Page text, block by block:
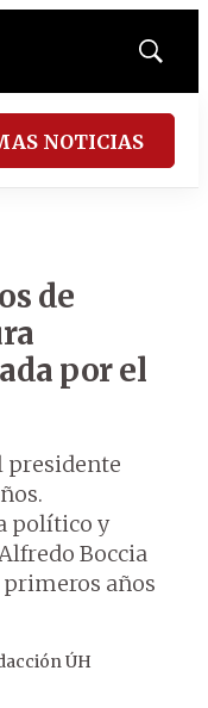
Mostrar
NOTICIAS
de
por el
presidente
político y
Boccia
primeros años
ÚH